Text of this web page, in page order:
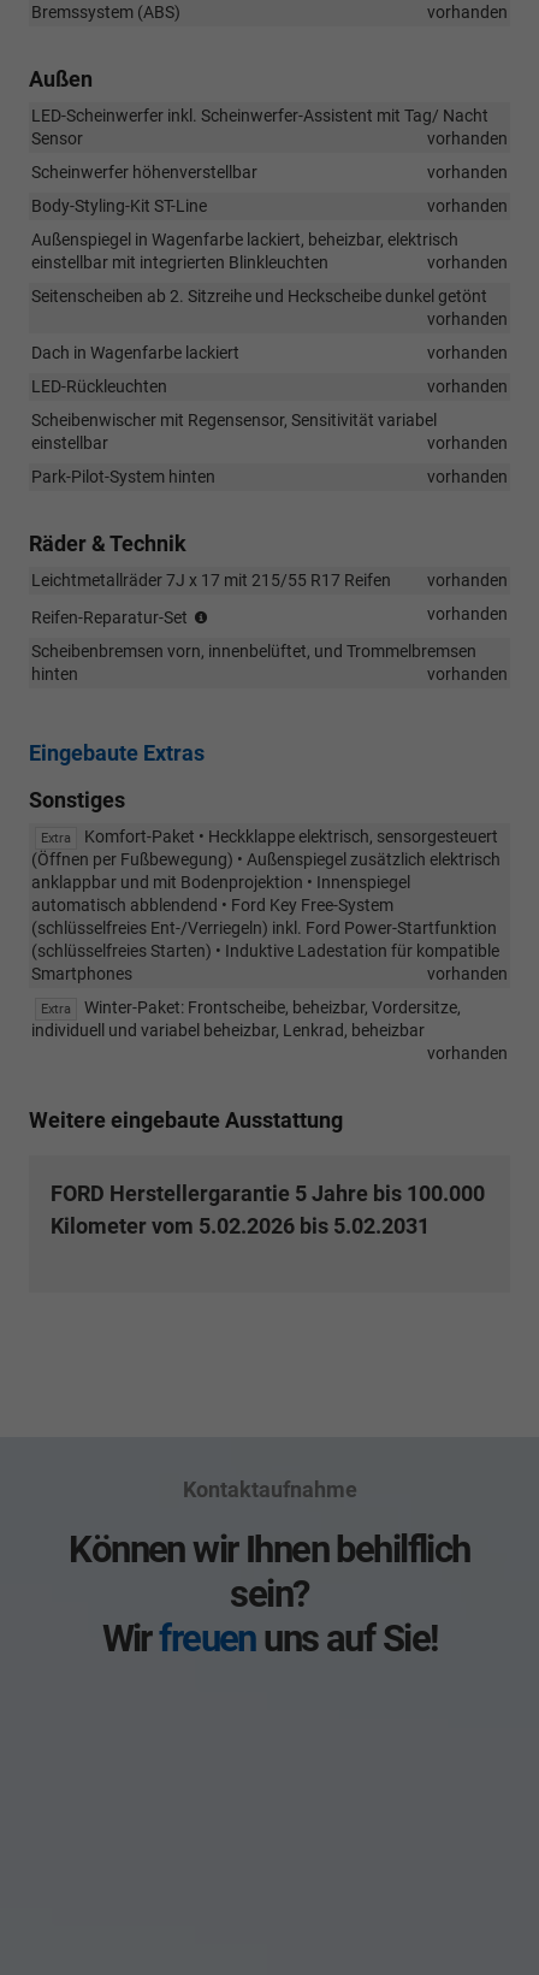
Bremssystem (ABS)
vorhanden
Außen
LED-Scheinwerfer inkl. Scheinwerfer-Assistent mit Tag/ Nacht
Sensor
vorhanden
Scheinwerfer höhenverstellbar
vorhanden
Body-Styling-Kit ST-Line
vorhanden
Außenspiegel in Wagenfarbe lackiert, beheizbar, elektrisch
einstellbar mit integrierten Blinkleuchten
vorhanden
Seitenscheiben ab 2. Sitzreihe und Heckscheibe dunkel getönt
vorhanden
Dach in Wagenfarbe lackiert
vorhanden
LED-Rückleuchten
vorhanden
Scheibenwischer mit Regensensor, Sensitivität variabel
einstellbar
vorhanden
Park-Pilot-System hinten
vorhanden
Räder & Technik
Leichtmetallräder 7J x 17 mit 215/55 R17 Reifen
vorhanden
Reifen-Reparatur-Set
max.
vorhanden
Scheibenbremsen vorn, innenbelüftet, und Trommelbremsen
hinten
vorhanden
Eingebaute Extras
Sonstiges
Extra
Komfort-Paket • Heckklappe elektrisch, sensorgesteuert
(Öffnen per Fußbewegung) • Außenspiegel zusätzlich elektrisch
anklappbar und mit Bodenprojektion • Innenspiegel
automatisch abblendend • Ford Key Free-System
(schlüsselfreies Ent-/Verriegeln) inkl. Ford Power-Startfunktion
(schlüsselfreies Starten) • Induktive Ladestation für kompatible
Smartphones
vorhanden
Extra
Winter-Paket: Frontscheibe, beheizbar, Vordersitze,
individuell und variabel beheizbar, Lenkrad, beheizbar
vorhanden
Weitere eingebaute Ausstattung
FORD Herstellergarantie 5 Jahre bis 100.000
Kilometer vom 5.02.2026 bis 5.02.2031
Kontaktaufnahme
Können wir Ihnen behilflich
sein?
Wirfreuenuns auf Sie!